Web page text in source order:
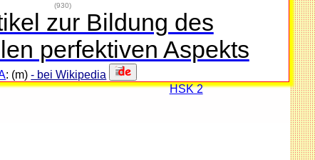
(930)
zur Bildung des
perfektiven Aspekts
: (m) - bei Wikipedia
HSK 2